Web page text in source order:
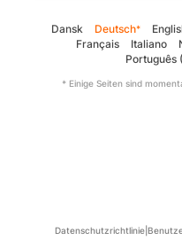
Dansk Deutsch*
Français
Italiano
Português
* Einige Seiten sind
Datenschutzrichtlinie